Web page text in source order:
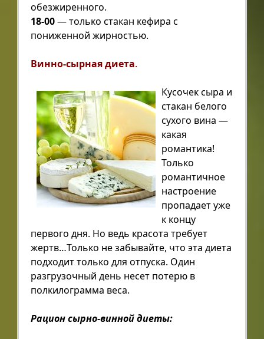
обезжиренного.
18-00— только стакан кефира с
пониженной жирностью.
Винно-сырная диета.
Кусочек сыра и
стакан белого
сухого вина —
какая
романтика!
Только
романтичное
настроение
пропадает уже
к концу
первого дня. Но ведь красота требует
жертв…Только не забывайте, что эта диета
подходит только для отпуска. Один
разгрузочный день несет потерю в
полкилограмма веса.
Рацион сырно-винной диеты: